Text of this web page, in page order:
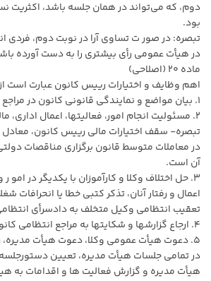
دوم، که می‌تواند در همان جلسه باشد، اکثریت
بود.
تبصره: در صور ت تساوی آرا در نوبت دوم، فردی
در هیأت عمومی رأی بیشتری را به دست آورده
ماده ۲۰ (اصلاحی)
اهم وظایف و اختیارات رییس کانون عبارت است
۱. بیان مواضع و نمایندگی قانونی کانون در مراجع رسمی.
۲. مسئولیت انجام امور، فعالیتها، اعمال اداری، مالی و حقوقی کانون
تبصره- سقف اختیارات مالی رییس کانون،
در معاملات متوسط قانون برگزاری مناقصات
آن است.
۳. حل اختلاف وکلا و کارآموزان با یکدیگر در امو ر
اعمال و رفتار آنان، تذکر کتبی خطا یا انحرافات
تعقیب انتظامی وکیل متخلف به دادسرأی
۴. ارجاع گزارشها و شکایتها به مراجع انتظامی کانون.
۵. دعوت هیأت عمومی وکلا، دعوت هیأت
در تمامی جلسات هیأت مدیره، تعیین
هیأت مدیره و گزارش فعالیت ها و اقدامات به